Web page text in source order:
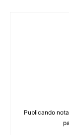
Publicando